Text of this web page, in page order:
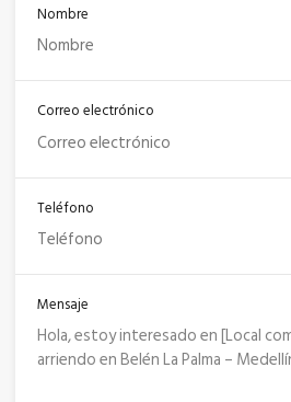
Nombre
Correo electrónico
Teléfono
Mensaje